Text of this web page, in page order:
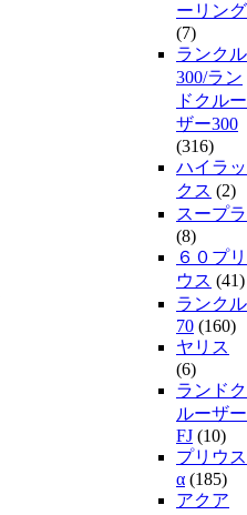
ーリング
(7)
ランクル
300/ラン
ドクルー
ザー300
(316)
ハイラッ
クス (2)
スープラ
(8)
６０プリ
ウス (41)
ランクル
70 (160)
ヤリス
(6)
ランドク
ルーザー
FJ (10)
プリウス
α (185)
アクア